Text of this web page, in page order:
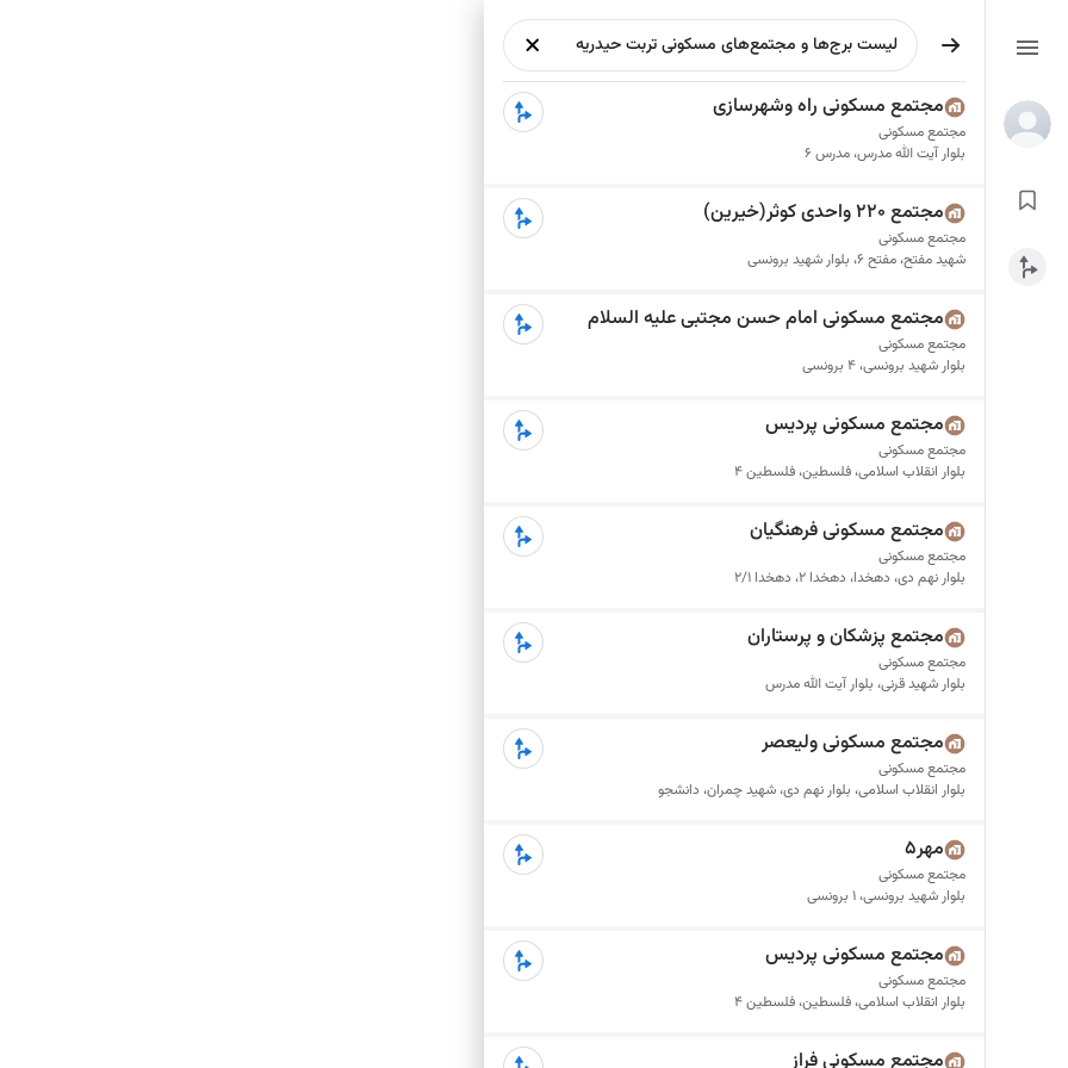
مجتمع مسکونی راه وشهرسازی
مجتمع مسکونی
بلوار آیت الله مدرس، مدرس 6
مجتمع 220 واحدی کوثر(خیرین)
مجتمع مسکونی
شهید مفتح، مفتح 6، بلوار شهید برونسی
مجتمع مسکونی امام حسن مجتبی علیه السلام
مجتمع مسکونی
بلوار شهید برونسی، 4 برونسی
مجتمع مسکونی پردیس
مجتمع مسکونی
بلوار انقلاب اسلامی، فلسطین، فلسطین 4
مجتمع مسکونی فرهنگیان
مجتمع مسکونی
بلوار نهم دی، دهخدا، دهخدا 2، دهخدا 2/1
مجتمع پزشکان و پرستاران
مجتمع مسکونی
بلوار شهید قرنی، بلوار آیت الله مدرس
مجتمع مسکونی ولیعصر
مجتمع مسکونی
بلوار انقلاب اسلامی، بلوار نهم دی، شهید چمران، دانشجو
مهر۵
مجتمع مسکونی
بلوار شهید برونسی، 1 برونسی
مجتمع مسکونی پردیس
مجتمع مسکونی
بلوار انقلاب اسلامی، فلسطین، فلسطین 4
مجتمع مسکونی فراز